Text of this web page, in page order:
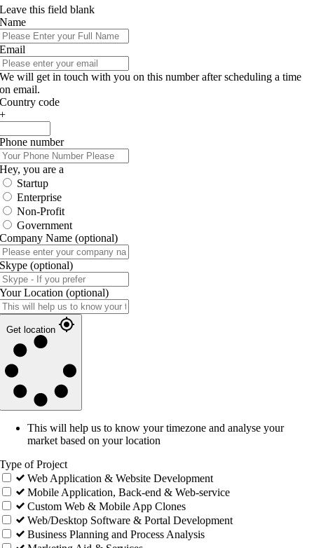
Leave this field blank
Name
Email
We will get in touch with you on this number after scheduling a time
on email.
Country code
+
Phone number
Hey, you are a
Startup
Enterprise
Non-Profit
Government
Company Name (optional)
Skype (optional)
Your Location (optional)
Get location
This will help us to know your timezone and analyse your
market based on your location
Type of Project
Web Application & Website Development
Mobile Application, Back-end & Web-service
Custom Web & Mobile App Clones
Web/Desktop Software & Portal Development
Business Planning and Process Analysis